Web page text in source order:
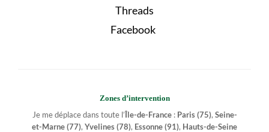
Threads
Facebook
Zones d’intervention
Je me déplace dans toute l’Île-de-France: Paris (75), Seine-
et-Marne (77), Yvelines (78), Essonne (91), Hauts-de-Seine